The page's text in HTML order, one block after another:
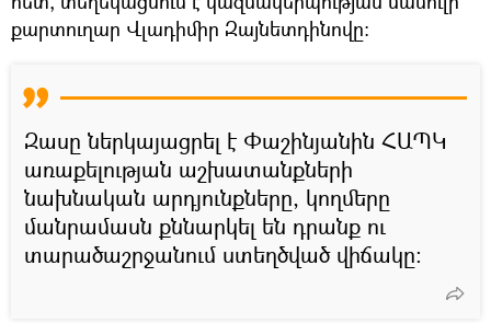
քարտուղար Վլադիմիր Զայնետդինովը։
Զասը ներկայացրել է Փաշինյանին ՀԱՊԿ
առաքելության աշխատանքների
նախնական արդյունքները, կողմերը
մանրամասն քննարկել են դրանք ու
տարածաշրջանում ստեղծված վիճակը։